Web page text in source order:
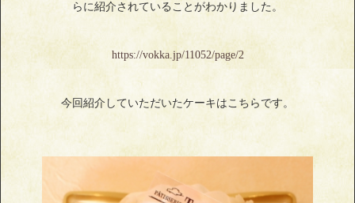
らに紹介されていることがわかりました。
https://vokka.jp/11052/page/2
今回紹介していただいたケーキはこちらです。